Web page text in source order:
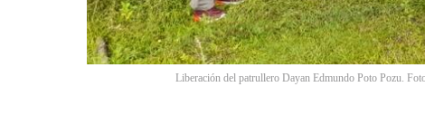
Liberación del patrullero Dayan Edmundo Poto Pozu.